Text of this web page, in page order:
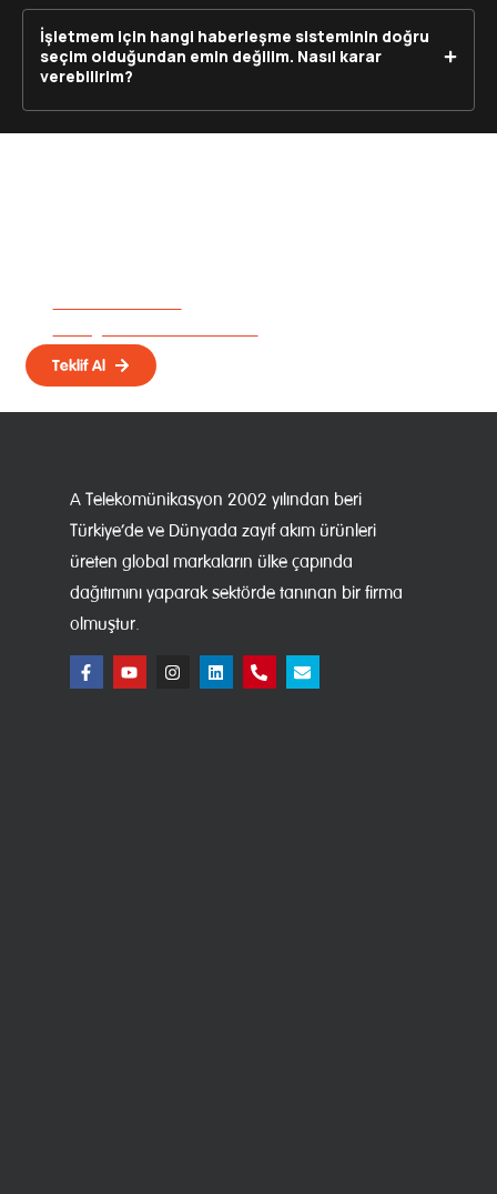
İşletmem için hangi haberleşme sisteminin doğru
seçim olduğundan emin değilim. Nasıl karar
verebilirim?
Teklif Al
A Telekomünikasyon 2002 yılından beri
Türkiye’de ve Dünyada zayıf akım ürünleri
üreten global markaların ülke çapında
dağıtımını yaparak sektörde tanınan bir firma
olmuştur.